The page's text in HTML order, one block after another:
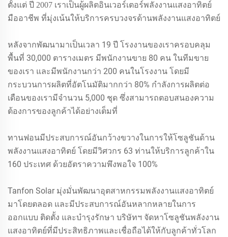
ตั้งแต่ ปี 2007 เราเป็นผู้ผลิตอินเวอร์เตอร์พลังงานแสงอาทิตย์
มืออาชีพ ที่มุ่งเน้นให้บริการครบวงจรด้านพลังงานแสงอาทิตย์
หลังจากพัฒนามาเป็นเวลา 19 ปี โรงงานของเราครอบคลุม
พื้นที่ 30,000 ตารางเมตร มีพนักงานขาย 80 คน ในทีมขาย
ของเรา และมีพนักงานกว่า 200 คนในโรงงาน โดยมี
กระบวนการผลิตที่อัตโนมัติมากกว่า 80% กำลังการผลิตต่อ
เดือนของเรามีจำนวน 5,000 ชุด ซึ่งสามารถตอบสนองความ
ต้องการของลูกค้าได้อย่างเต็มที่
ทานฟอนมีประสบการณ์อันกว้างขวางในการให้โซลูชันด้าน
พลังงานแสงอาทิตย์ โดยมีวิศวกร 63 ท่านให้บริการลูกค้าใน
160 ประเทศ ด้วยอัตราความพึงพอใจ 100%
Tanfon Solar มุ่งมั่นพัฒนาอุตสาหกรรมพลังงานแสงอาทิตย์
มาโดยตลอด และมีประสบการณ์อันหลากหลายในการ
ออกแบบ ติดตั้ง และบำรุงรักษา บริษัทฯ จัดหาโซลูชันพลังงาน
แสงอาทิตย์ที่มีประสิทธิภาพและเชื่อถือได้ให้กับลูกค้าทั่วโลก